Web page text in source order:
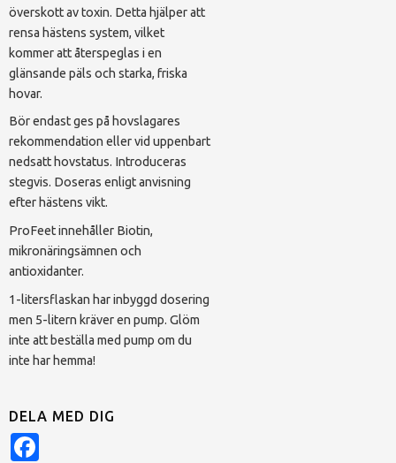
överskott av toxin. Detta hjälper att
rensa hästens system, vilket
kommer att återspeglas i en
glänsande päls och starka, friska
hovar.
Bör endast ges på hovslagares
rekommendation eller vid uppenbart
nedsatt hovstatus. Introduceras
stegvis. Doseras enligt anvisning
efter hästens vikt.
ProFeet innehåller Biotin,
mikronäringsämnen och
antioxidanter.
1-litersflaskan har inbyggd dosering
men 5-litern kräver en pump. Glöm
inte att beställa med pump om du
inte har hemma!
DELA MED DIG